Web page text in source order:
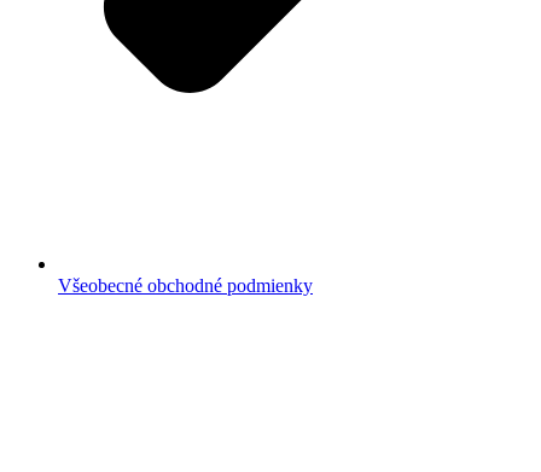
Všeobecné obchodné podmienky